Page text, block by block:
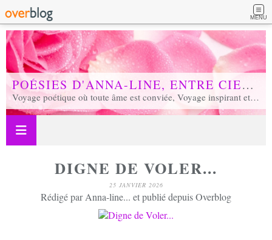
MENU
POÉSIES D'ANNA-LINE, ENTRE CIEL ET TERRE...
Voyage poétique où toute âme est conviée, Voyage inspirant et inspiré, Voyage en soi et d'unité, Voyage au coeur de notre réalité...
DIGNE DE VOLER...
25 JANVIER 2026
Rédigé par Anna-line... et publié depuis Overblog